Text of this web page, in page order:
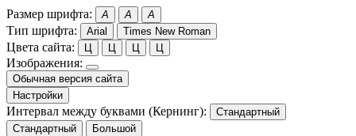
Размер шрифта: A A A
Тип шрифта: Arial Times New Roman
Цвета сайта: Ц Ц Ц Ц
Изображения:
Обычная версия сайта
Настройки
Интервал между буквами (Кернинг):
Стандартный
Стандартный
Большой